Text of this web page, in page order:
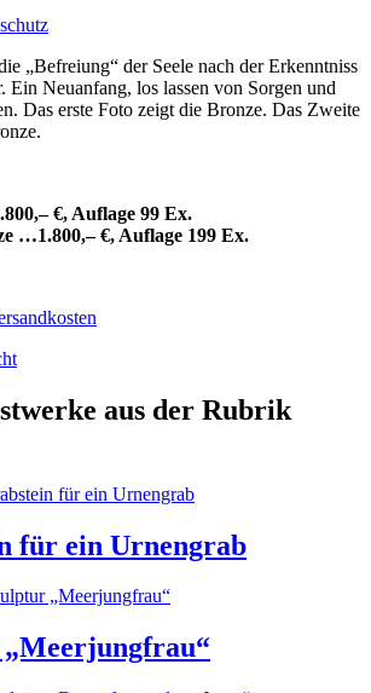
„Befreiung“ der Seele nach der Erkenntniss
Ein Neuanfang, los lassen von Sorgen und
Das erste Foto zeigt die Bronze. Das Zweite
€, Auflage 99 Ex.
…1.800,– €, Auflage 199 Ex.
aus der Rubrik
für ein Urnengrab